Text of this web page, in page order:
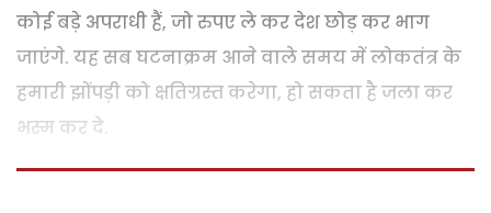
कोई बड़े अपराधी हैं, जो रुपए ले कर देश छोड़ कर भाग
जाएंगे. यह सब घटनाक्रम आने वाले समय में लोकतंत्र के
हमारी झोंपड़ी को क्षतिग्रस्त करेगा, हो सकता है जला कर
भस्म कर दे.